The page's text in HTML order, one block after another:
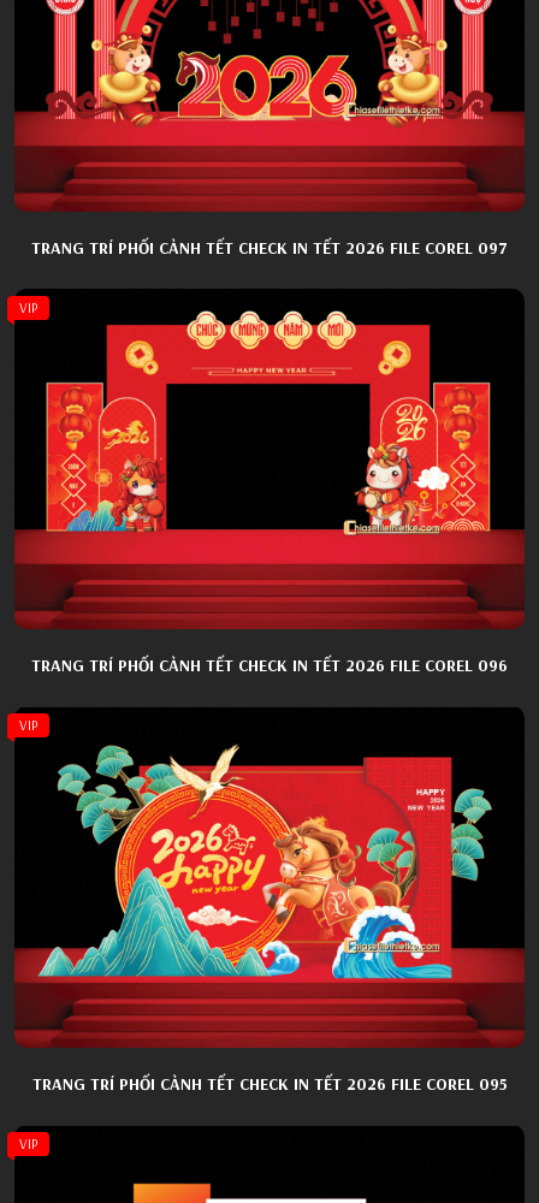
TRANG TRÍ PHỐI CẢNH TẾT CHECK IN TẾT 2026 FILE COREL 097
VIP
TRANG TRÍ PHỐI CẢNH TẾT CHECK IN TẾT 2026 FILE COREL 096
VIP
TRANG TRÍ PHỐI CẢNH TẾT CHECK IN TẾT 2026 FILE COREL 095
VIP